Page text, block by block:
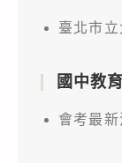
臺北市立
國中教
會考最新